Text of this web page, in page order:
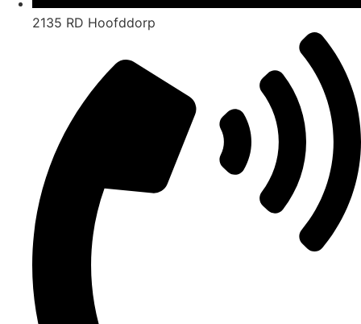
2135 RD Hoofddorp